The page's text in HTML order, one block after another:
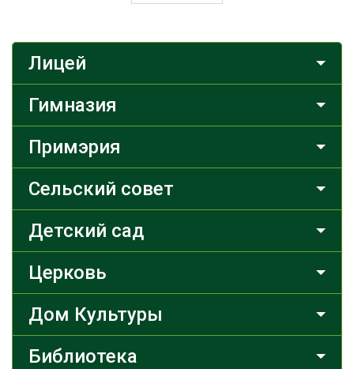
Лицей
Гимназия
Примэрия
Сельский совет
Детский сад
Церковь
Дом Культуры
Библиотека